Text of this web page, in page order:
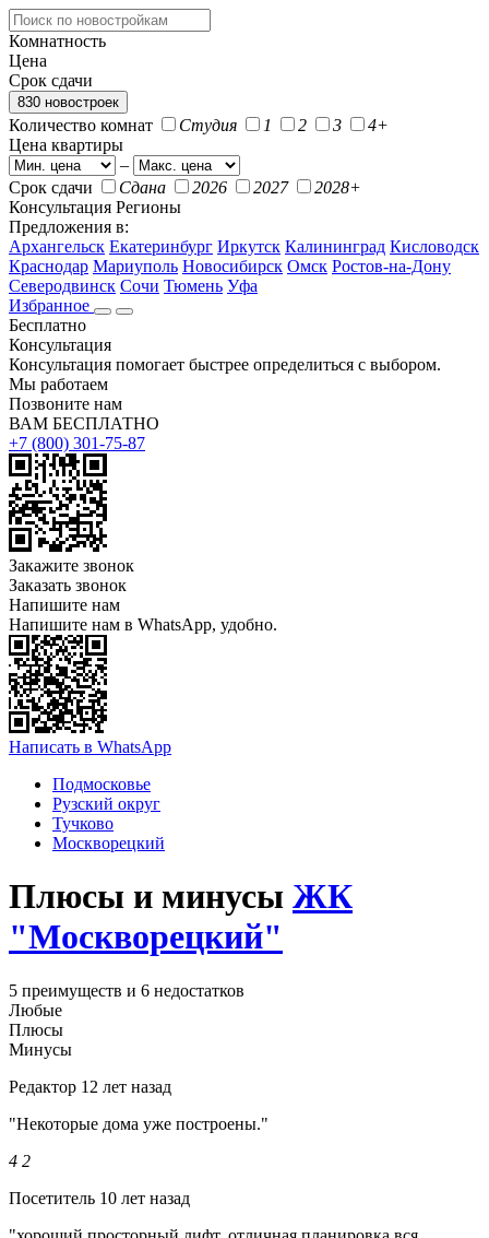
Комнатность
Цена
Срок сдачи
830 новостроек
Количество комнат Студия 1 2 3
4+
Цена квартиры
–
Срок сдачи
Сдана 2026 2027
2028+
Консультация Регионы
Предложения в:
Архангельск Екатеринбург Иркутск Калининград Кисловодск
Краснодар Мариуполь Новосибирск Омск Ростов-на-Дону
Северодвинск Сочи Тюмень Уфа
Избранное
Бесплатно
Консультация
Консультация помогает быстрее определиться с выбором.
Мы работаем
Позвоните нам
ВАМ БЕСПЛАТНО
+7 (800) 301-75-87
Закажите звонок
Заказать звонок
Напишите нам
Напишите нам в WhatsApp, удобно.
Написать в WhatsApp
Подмосковье
Рузский округ
Тучково
Москворецкий
Плюсы и минусы ЖК
"Москворецкий"
5 преимуществ и 6 недостатков
Любые
Плюсы
Минусы
Редактор 12 лет назад
"Некоторые дома уже построены."
4 2
Посетитель 10 лет назад